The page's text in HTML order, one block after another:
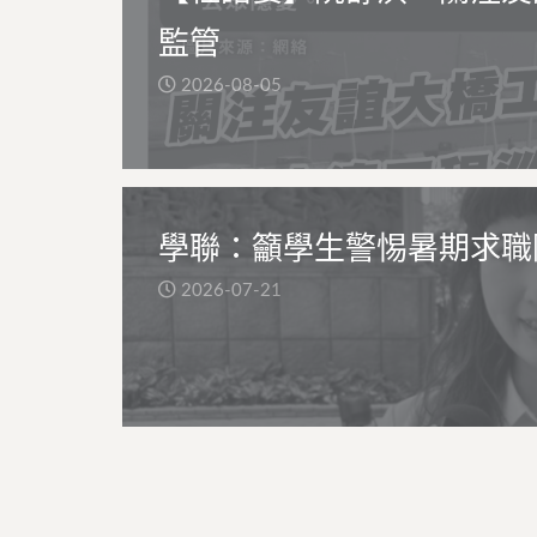
監管
2026-08-05
學聯：籲學生警惕暑期求
2026-07-21